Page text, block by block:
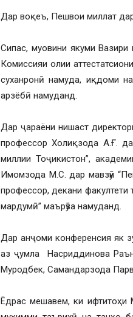
Дар воқеъ, Пешвои миллат
Сипас, муовини якуми
Комиссияи олии
суханронӣ намуда, иқдоми
арзёбӣ намуданд.
Дар ҷараёни нишаст
профессор Холиқзода А.Ғ.
миллии Тоҷикистон”,
Имомзода М.С. дар мавзӯи
профессор, декани
мардумӣ” маърӯза намуданд.
Дар анҷоми конференсия як
аз ҷумла Насриддинова
Муродбек, Самандарзода
Ёдрас мешавем, ки ифтитоҳи